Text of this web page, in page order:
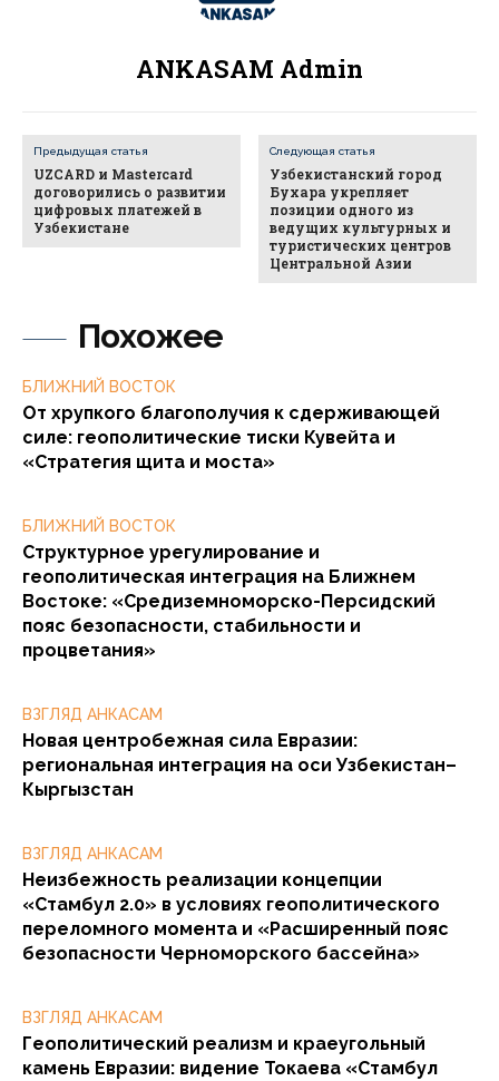
Похожее
БЛИЖНИЙ ВОСТОК
От хрупкого благополучия к сдерживающей
силе: геополитические тиски Кувейта и
«Стратегия щита и моста»
БЛИЖНИЙ ВОСТОК
Структурное урегулирование и
геополитическая интеграция на Ближнем
Востоке: «Средиземноморско-Персидский
пояс безопасности, стабильности и
процветания»
ВЗГЛЯД АНКАСАМ
Новая центробежная сила Евразии:
региональная интеграция на оси Узбекистан–
Кыргызстан
ВЗГЛЯД АНКАСАМ
Неизбежность реализации концепции
«Стамбул 2.0» в условиях геополитического
переломного момента и «Расширенный пояс
безопасности Черноморского бассейна»
ВЗГЛЯД АНКАСАМ
Геополитический реализм и краеугольный
камень Евразии: видение Токаева «Стамбул
ANKASAM Admin
Предыдущая статья
UZCARD и Mastercard
договорились о развитии
цифровых платежей в
Узбекистане
Следующая статья
Узбекистанский город
Бухара укрепляет
позиции одного из
ведущих культурных и
туристических центров
Центральной Азии